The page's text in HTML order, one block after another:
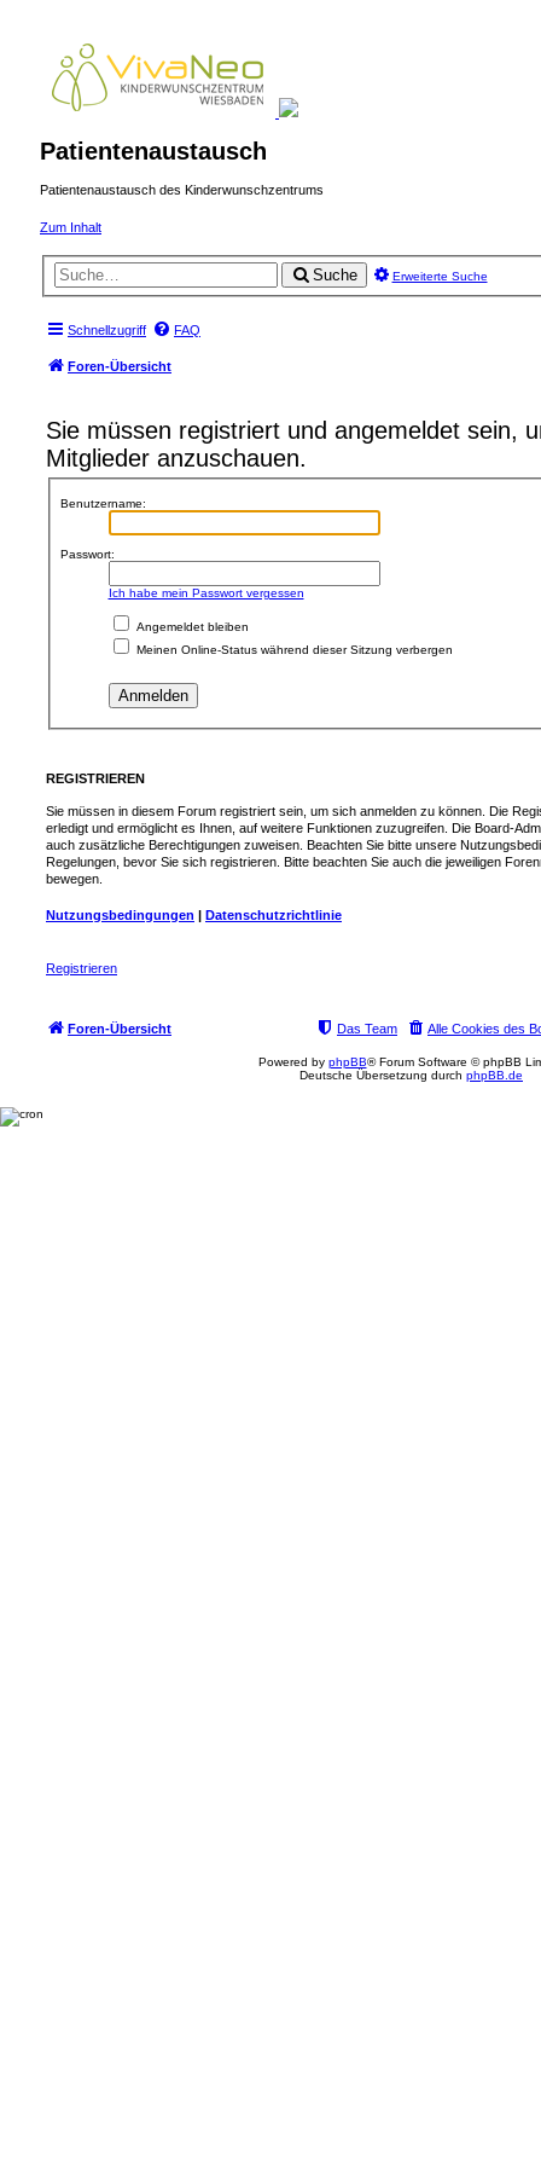
Patientenaustausch
Patientenaustausch des Kinderwunschzentrums
Zum Inhalt
Suche Erweiterte Suche
Schnellzugriff FAQ
Foren-Übersicht
Sie müssen registriert und angemeldet sein,
Mitglieder anzuschauen.
Benutzername:
Passwort:
Ich habe mein Passwort vergessen
Angemeldet bleiben
Meinen Online-Status während dieser Sitzung verbergen
REGISTRIEREN
Sie müssen in diesem Forum registriert sein, um sich anmelden zu können. Die
erledigt und ermöglicht es Ihnen, auf weitere Funktionen zuzugreifen. Die Board-
auch zusätzliche Berechtigungen zuweisen. Beachten Sie bitte unsere
Regelungen, bevor Sie sich registrieren. Bitte beachten Sie auch die jeweiligen
bewegen.
Nutzungsbedingungen Datenschutzrichtlinie
Registrieren
Foren-Übersicht Alle Cookies des
Das Team
Powered by phpBB® Forum Software © phpBB
Deutsche Übersetzung durch phpBB.de